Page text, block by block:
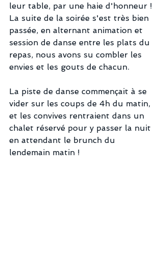
leur table, par une haie d'honneur !
La suite de la soirée s'est très bien
passée, en alternant animation et
session de danse entre les plats du
repas, nous avons su combler les
envies et les gouts de chacun.
La piste de danse commençait à se
vider sur les coups de 4h du matin,
et les convives rentraient dans un
chalet réservé pour y passer la nuit
en attendant le brunch du
lendemain matin !